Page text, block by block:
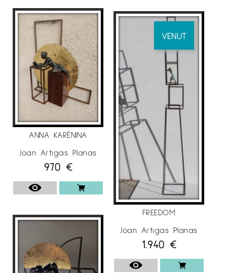
ANNA KARÉNINA
Joan Artigas Planas
970 €
VENUT
FREEDOM
Joan Artigas Planas
1.940 €